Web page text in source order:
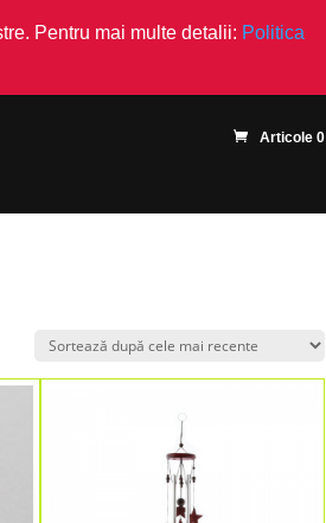
Pentru mai multe detalii: Politica
Articole 0